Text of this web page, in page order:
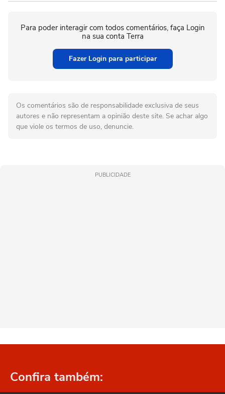
Para poder interagir com todos comentários, faça Login
na sua conta Terra
Fazer Login para participar
Os comentários são de responsabilidade exclusiva de seus
autores e não representam a opinião deste site. Se achar algo
que viole os termos de uso, denuncie.
PUBLICIDADE
Confira também: